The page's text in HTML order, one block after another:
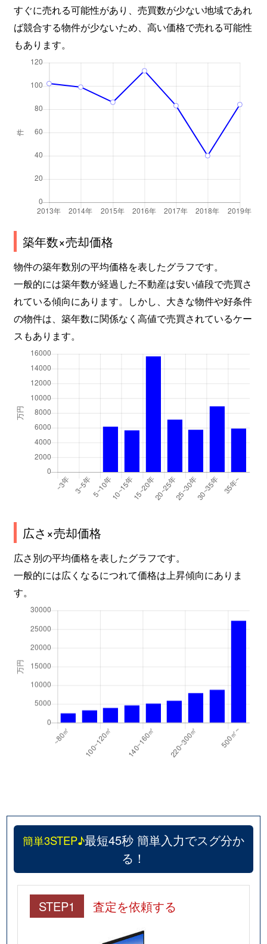
すぐに売れる可能性があり、売買数が少ない地域であれ
ば競合する物件が少ないため、高い価格で売れる可能性
もあります。
築年数×売却価格
物件の築年数別の平均価格を表したグラフです。
一般的には築年数が経過した不動産は安い値段で売買さ
れている傾向にあります。しかし、大きな物件や好条件
の物件は、築年数に関係なく高値で売買されているケー
スもあります。
広さ×売却価格
広さ別の平均価格を表したグラフです。
一般的には広くなるにつれて価格は上昇傾向にありま
す。
簡単3STEP♪最短45秒 簡単入力でスグ分か
る！
STEP1 査定を依頼する